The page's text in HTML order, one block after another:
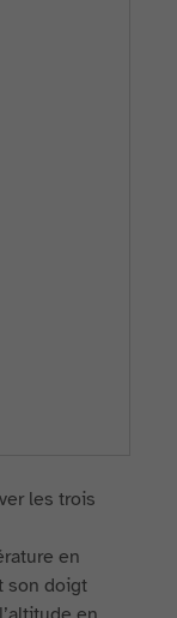
les trois
en
son doigt